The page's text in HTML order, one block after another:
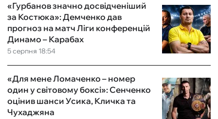
5 серпня 18:54
«Гурбанов значно досвідченіший
за Костюка»: Демченко дав
прогноз на матч Ліги конференцій
Динамо – Карабах
«Для мене Ломаченко – номер
один у світовому боксі»: Сенченко
оцінив шанси Усика, Кличка та
Чухаджяна